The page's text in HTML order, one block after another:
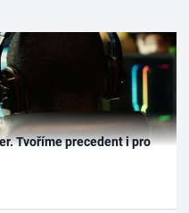
Tvoříme precedent i pro